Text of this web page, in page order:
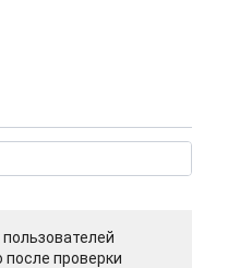
после проверки